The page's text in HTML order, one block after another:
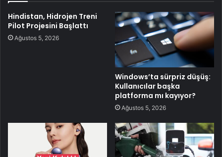
Hindistan, Hidrojen Treni
Pilot Projesini Başlattı
Ağustos 5, 2026
Windows’ta sürpriz düşüş:
Kullanıcılar başka
platforma mı kayıyor?
Ağustos 5, 2026